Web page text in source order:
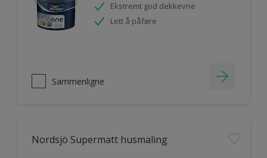
Ekstremt god dekkevne
Lett å påføre
Sammenligne
Nordsjö Supermatt husmaling